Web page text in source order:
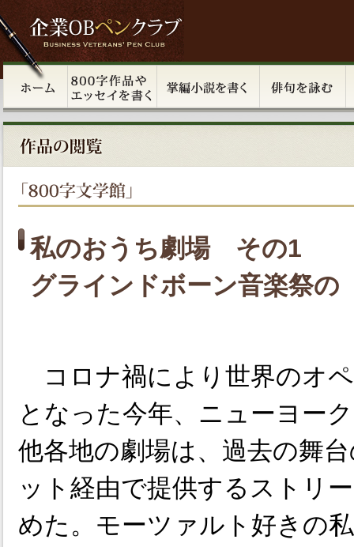
私のおうち劇場 その1
グラインドボーン音楽祭の
コロナ禍により世界のオ
となった今年、ニューヨー
他各地の劇場は、過去の舞
ット経由で提供するストリ
めた。モーツァルト好きの